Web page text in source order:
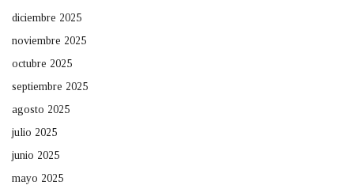
diciembre 2025
noviembre 2025
octubre 2025
septiembre 2025
agosto 2025
julio 2025
junio 2025
mayo 2025